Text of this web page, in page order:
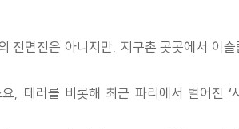
면전은 아니지만, 지구촌 곳곳에서 이
, 테러를 비롯해 최근 파리에서 벌어진